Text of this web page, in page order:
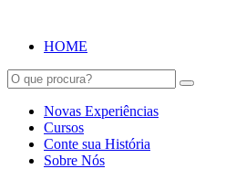
HOME
Novas Experiências
Cursos
Conte sua História
Sobre Nós